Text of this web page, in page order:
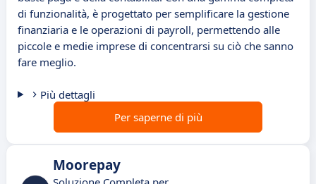
di funzionalità, è progettato per semplificare la gestione
finanziaria e le operazioni di payroll, permettendo alle
piccole e medie imprese di concentrarsi su ciò che sanno
fare meglio.
Più dettagli
Per saperne di più
Moorepay